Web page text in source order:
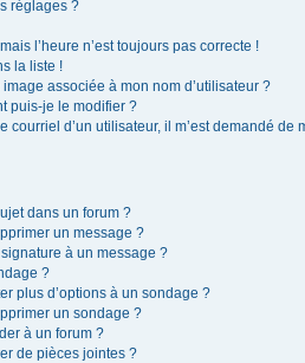
réglages ?
l’heure n’est toujours pas correcte !
la liste !
associée à mon nom d’utilisateur ?
puis-je le modifier ?
courriel d’un utilisateur, il m’est demandé de
dans un forum ?
un message ?
à un message ?
?
plus d’options à un sondage ?
un sondage ?
à un forum ?
de pièces jointes ?